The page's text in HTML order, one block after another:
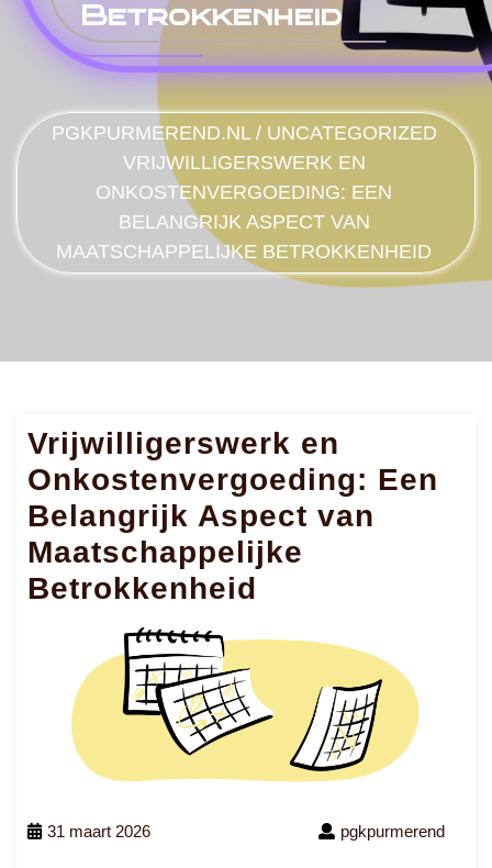
Betrokkenheid
PGKPURMEREND.NL / UNCATEGORIZED
VRIJWILLIGERSWERK EN
ONKOSTENVERGOEDING: EEN
BELANGRIJK ASPECT VAN
MAATSCHAPPELIJKE BETROKKENHEID
Vrijwilligerswerk en
Onkostenvergoeding: Een
Belangrijk Aspect van
Maatschappelijke
Betrokkenheid
31 maart 2026 pgkpurmerend